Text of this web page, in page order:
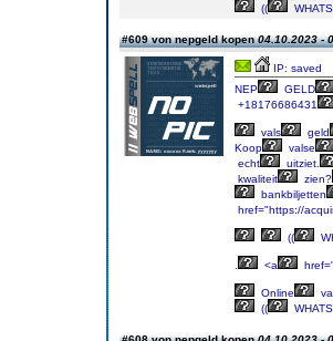
((
#609 von nepgeld kopen04.10.2023 -
IP: saved
NEP
GELD
+18176686431
vals
geld
Koop
valse
echt
uitziet.
kwaliteit
zien?
bankbiljetten
href="https://
((
<a
Online
((